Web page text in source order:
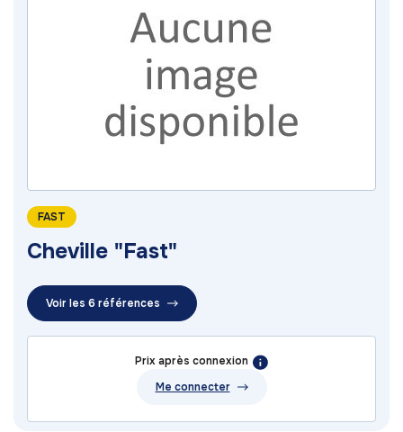
FAST
Cheville "Fast"
Voir les 6 références
Prix après connexion
Me connecter